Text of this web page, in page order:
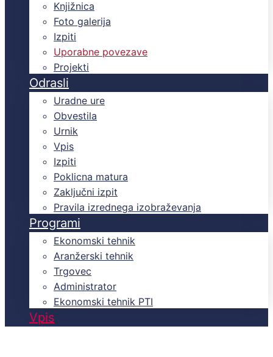
Knjižnica
Foto galerija
Izpiti
Uporabne povezave
Projekti
Odrasli
Uradne ure
Obvestila
Urnik
Vpis
Izpiti
Poklicna matura
Zaključni izpit
Pravila izrednega izobraževanja
Programi
Ekonomski tehnik
Aranžerski tehnik
Trgovec
Administrator
Ekonomski tehnik PTI
Vpis